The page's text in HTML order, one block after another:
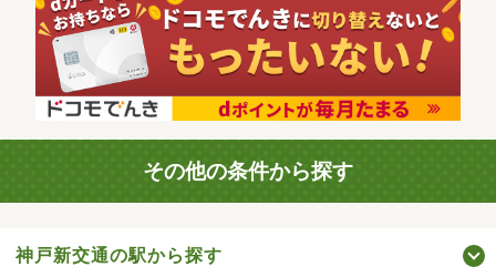
その他の条件から探す
神戸新交通の駅から探す